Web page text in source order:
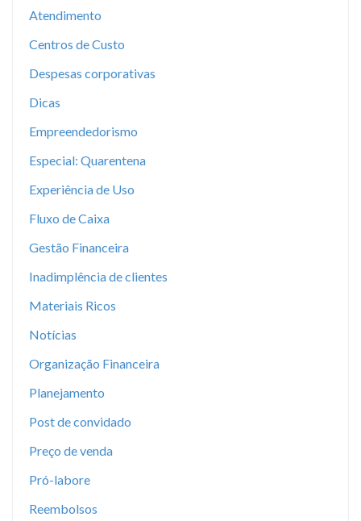
Atendimento
Centros de Custo
Despesas corporativas
Dicas
Empreendedorismo
Especial: Quarentena
Experiência de Uso
Fluxo de Caixa
Gestão Financeira
Inadimplência de clientes
Materiais Ricos
Notícias
Organização Financeira
Planejamento
Post de convidado
Preço de venda
Pró-labore
Reembolsos